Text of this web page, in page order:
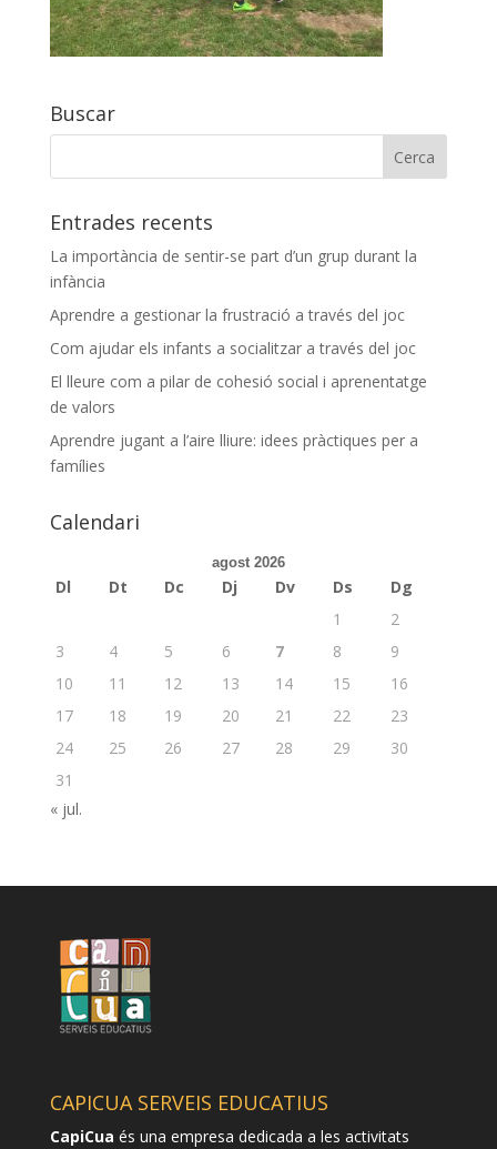
Buscar
Entrades recents
La importància de sentir-se part d’un grup durant la
infància
Aprendre a gestionar la frustració a través del joc
Com ajudar els infants a socialitzar a través del joc
El lleure com a pilar de cohesió social i aprenentatge
de valors
Aprendre jugant a l’aire lliure: idees pràctiques per a
famílies
Calendari
agost 2026
Dl Dt Dc Dj Dv Ds
Dg
1
2
3
4 5 6 7 8
9
10
11 12 13 14 15
16
17
18 19 20 21 22
23
24
25 26 27 28 29
30
31
« jul.
CAPICUA SERVEIS EDUCATIUS
CapiCua és una empresa dedicada a les activitats